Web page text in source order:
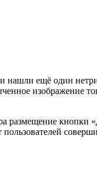
нашли ещё один
изображение
размещение кнопки